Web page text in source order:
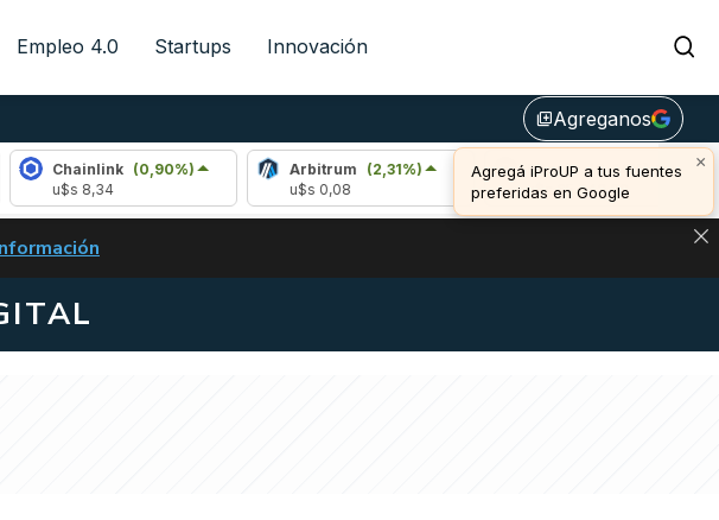
Empleo 4.0 Startups Innovación
library_addAgreganos
×
Agregá iProUP a tus fuentes
preferidas en Google
(0,90%)
Arbitrum
(2,31%)
Bitcoin (0,44%)
u$s 65.043,00
ACT EN ARGENTINA: IMPACTO EN BITCOIN, DÓLAR CRIPTO Y EXCHANGES